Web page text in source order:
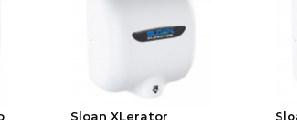
Sloan XLerator